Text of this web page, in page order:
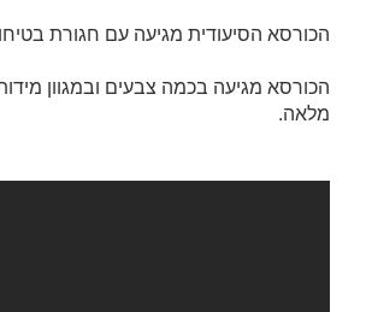
הכורסא הסיעודית מגיעה עם חגורת
הכורסא מגיעה בכמה צבעים ובמגוון
מלאה.